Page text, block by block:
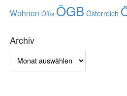
Wohnen Öffis ÖGB Österreich
Archiv